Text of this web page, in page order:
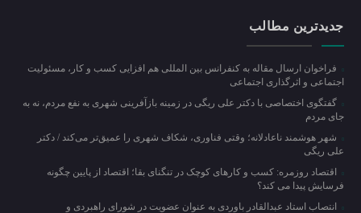
جدیدترین مطالب
فراخوان ارسال مقاله به کنفرانس بین المللی هم افزایی کسب و کار، مسئولیت
اجتماعی و اثرگذاری اجتماعی
گفتگوی اختصاصی با دکتر علی ریگی در زمینه بازآفرینی شهری به نفع مردم، نه به
جای مردم
شهر هوشمند ناعادلانه؛ وقتی فناوری، شکاف شهری را عمیق‌تر می‌کند / دکتر
علی ریگی
اقتصاد روزمره: کسب‌ و کارهای کوچک در تنگنای بقا؛ اقتصاد از پایین چگونه
فرسایش پیدا می کند؟
انتصاب استاد عبدالقادر باوردی به عنوان عضویت در شورای راهبردی و